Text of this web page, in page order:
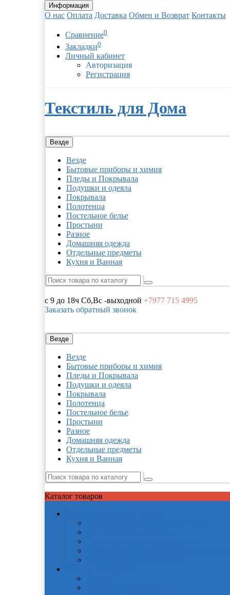
Информация
О нас Оплата Доставка Обмен и Возврат Контакты
Сравнение0
Закладки0
Личный кабинет
Авторизация
Регистрация
Текстиль для Дома
Везде
Везде
Бытовые приборы и химия
Пледы и Покрывала
Подушки и одеяла
Покрывала
Полотенца
Постельное белье
Простыни
Разное
Домашняя одежда
Отдельные предметы
Кухня и Ванная
с 9 до 18ч Сб,Вс -выходной +7977 715 4995
Заказать обратный звонок
Везде
Везде
Бытовые приборы и химия
Пледы и Покрывала
Подушки и одеяла
Покрывала
Полотенца
Постельное белье
Простыни
Разное
Домашняя одежда
Отдельные предметы
Кухня и Ванная
Каталог товаров